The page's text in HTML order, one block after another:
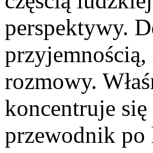
perspektywy.
przyjemnością,
rozmowy.
koncentruje
przewodnik